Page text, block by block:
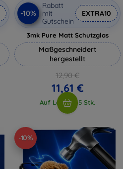
-10%
Rabatt
mit
Gutschein
EXTRA10
3mk Pure Matt Schutzglas
Maßgeschneidert
hergestellt
12,90 €
11,61 €
Auf Lager > 5 Stk.
-10%